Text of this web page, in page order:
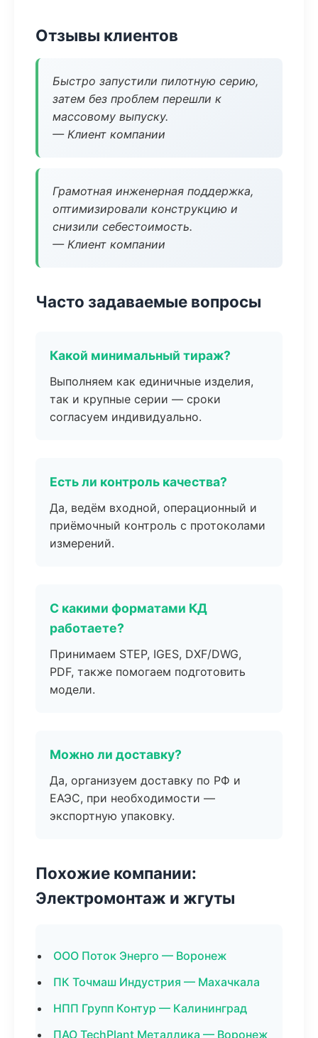
Отзывы клиентов
Быстро запустили пилотную серию,
затем без проблем перешли к
массовому выпуску.
— Клиент компании
Грамотная инженерная поддержка,
оптимизировали конструкцию и
снизили себестоимость.
— Клиент компании
Часто задаваемые вопросы
Какой минимальный тираж?
Выполняем как единичные изделия,
так и крупные серии — сроки
согласуем индивидуально.
Есть ли контроль качества?
Да, ведём входной, операционный и
приёмочный контроль с протоколами
измерений.
С какими форматами КД
работаете?
Принимаем STEP, IGES, DXF/DWG,
PDF, также помогаем подготовить
модели.
Можно ли доставку?
Да, организуем доставку по РФ и
ЕАЭС, при необходимости —
экспортную упаковку.
Похожие компании:
Электромонтаж и жгуты
ООО Поток Энерго — Воронеж
ПК Точмаш Индустрия — Махачкала
НПП Групп Контур — Калининград
ПАО TechPlant Металлика — Воронеж